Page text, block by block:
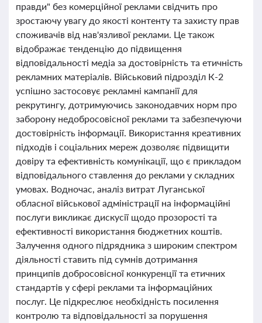
правди" без комерційної реклами свідчить про
зростаючу увагу до якості контенту та захисту прав
споживачів від нав'язливої реклами. Це також
відображає тенденцію до підвищення
відповідальності медіа за достовірність та етичність
рекламних матеріалів. Військовий підрозділ К-2
успішно застосовує рекламні кампанії для
рекрутингу, дотримуючись законодавчих норм про
заборону недобросовісної реклами та забезпечуючи
достовірність інформації. Використання креативних
підходів і соціальних мереж дозволяє підвищити
довіру та ефективність комунікації, що є прикладом
відповідального ставлення до реклами у складних
умовах. Водночас, аналіз витрат Луганської
обласної військової адміністрації на інформаційні
послуги викликає дискусії щодо прозорості та
ефективності використання бюджетних коштів.
Залучення одного підрядника з широким спектром
діяльності ставить під сумнів дотримання
принципів добросовісної конкуренції та етичних
стандартів у сфері реклами та інформаційних
послуг. Це підкреслює необхідність посилення
контролю та відповідальності за порушення